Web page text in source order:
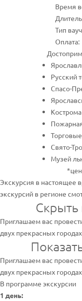
Время
Тип
Оплата:
Русский
Спасо-
Кострома
Свято-
Музей
Экскурсия в настоящее
экскурсий в регионе
Скрыть
Приглашаем вас
двух прекрасных
Приглашаем вас
двух прекрасных
В программе экскурсии
1 день: